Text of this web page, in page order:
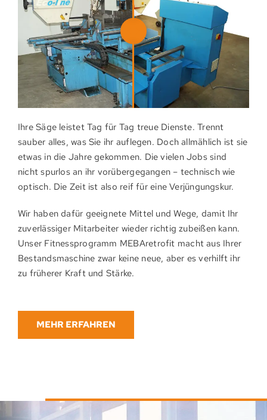
Ihre Säge leistet Tag für Tag treue Dienste. Trennt
sauber alles, was Sie ihr auf­legen. Doch all­mäh­lich ist sie
etwas in die Jahre ge­kom­men. Die vielen Jobs sind
nicht spur­los an ihr vorüber­­gegangen – technisch wie
optisch. Die Zeit ist also reif für eine Ver­jüngungs­kur.
Wir haben dafür ge­eignete Mittel und Wege, damit Ihr
zu­ver­läs­siger Mitarbeiter wieder rich­tig zu­beißen kann.
Unser Fitness­programm MEBAretrofit macht aus Ihrer
Bestands­maschine zwar keine neue, aber es ver­hilft ihr
zu früherer Kraft und Stärke.
MEHR ERFAHREN